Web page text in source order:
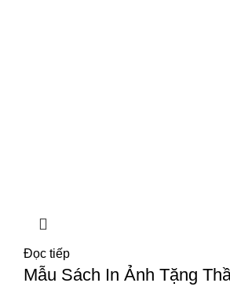
Đọc tiếp
Mẫu Sách In Ảnh Tặng